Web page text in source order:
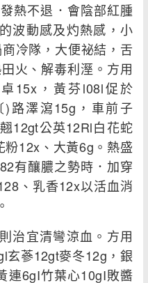
不退．會陰部紅腫
波動感及灼熱感，小
冷隊，大便祕結，舌
火、解毒利溼。方用
15x，黃芬l08l促於
路澤瀉15g，車前子
12gt公英12Rl白花蛇
12x、大黃6g。熱盛
有釀膿之勢時．加穿
、乳香12x以活血消
宜清彎涼血。方用
玄蔘12gt麥冬12g，銀
連6gI竹葉心10gI敗醬